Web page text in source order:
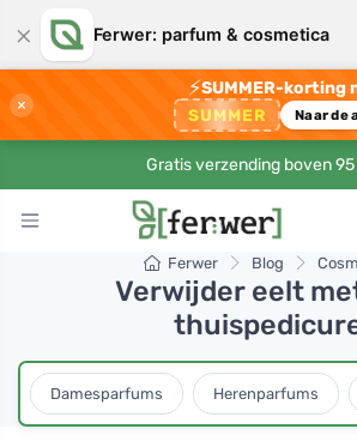
× Ferwer: parfum & cosmetica
×
⚡SUMMER-korting
SUMMER Naar de
Gratis verzending boven 95
Ferwer Blog
Verwijder eelt
Damesparfums Herenparfums